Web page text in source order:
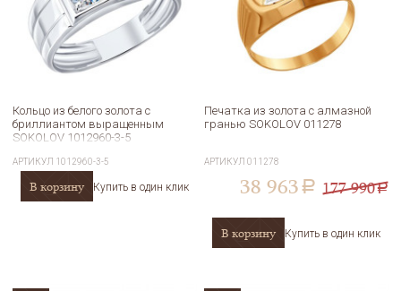
Кольцо из белого золота с
бриллиантом выращенным
SOKOLOV 1012960-3-5
АРТИКУЛ 1012960-3-5
В корзину Купить в один клик
Печатка из золота с алмазной
гранью SOKOLOV 011278
АРТИКУЛ011278
38 963 a 177 990a
В корзину Купить в один клик